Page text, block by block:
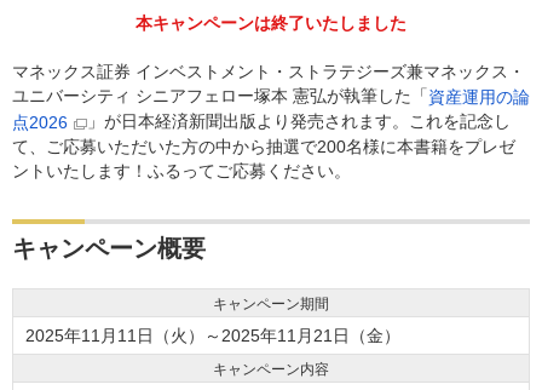
本キャンペーンは終了いたしました
マネックス証券 インベストメント・ストラテジーズ兼マネックス・
ユニバーシティ シニアフェロー塚本 憲弘が執筆した「資産運用の論
点2026
」が日本経済新聞出版より発売されます。これを記念し
て、ご応募いただいた方の中から抽選で200名様に本書籍をプレゼ
ントいたします！ふるってご応募ください。
キャンペーン概要
キャンペーン期間
2025年11月11日（火）～2025年11月21日（金）
キャンペーン内容